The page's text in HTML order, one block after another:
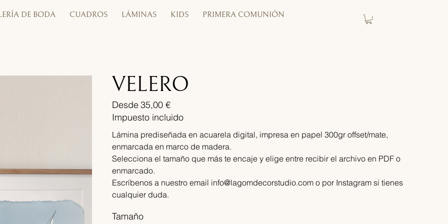
DE BODA CUADROS LÁMINAS KIDS PRIMERA COMUNIÓN
VELERO
Desde Precio
35,00 €
Impuesto incluido
Lámina prediseñada en acuarela digital, impresa en papel 300gr offset/mate,
enmarcada en marco de madera.
Selecciona el tamaño que más te encaje y elige entre recibir el archivo en PDF o
enmarcado.
Escríbenos a nuestro email info@lagomdecorstudio.com o por Instagram si tienes
cualquier duda.
Tamaño